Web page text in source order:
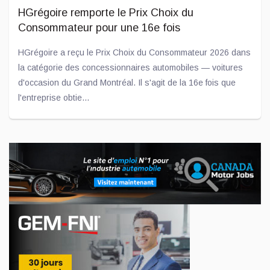
HGrégoire remporte le Prix Choix du
Consommateur pour une 16e fois
HGrégoire a reçu le Prix Choix du Consommateur 2026 dans
la catégorie des concessionnaires automobiles — voitures
d'occasion du Grand Montréal. Il s'agit de la 16e fois que
l'entreprise obtie...
Jul 02, 2026
Un engagement concret pour les jeunes : don
de 10 000 $ à l'ADOberge
L'entreprise Transit est fière d'annoncer qu'un don de 10
000 $ a été remis à l'ADOberge, un organisme essentiel
qu'elle soutient depuis plusieurs années et qui offre un
service d'hébergement...